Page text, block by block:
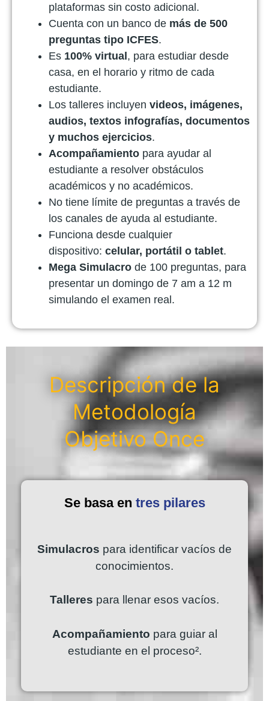
plataformas sin costo adicional.
Cuenta con un banco de más de 500
preguntas tipo ICFES.
Es 100% virtual, para estudiar desde
casa, en el horario y ritmo de cada
estudiante.
Los talleres incluyen videos, imágenes,
audios, textos infografías, documentos
y muchos ejercicios.
Acompañamiento para ayudar al
estudiante a resolver obstáculos
académicos y no académicos.
No tiene límite de preguntas a través de
los canales de ayuda al estudiante.
Funciona desde cualquier
dispositivo: celular, portátil o tablet.
Mega Simulacro de 100 preguntas, para
presentar un domingo de 7 am a 12 m
simulando el examen real.
Descripción de la
Metodología
Objetivo Once
Se basa en tres pilares
Simulacros para identificar vacíos de
conocimientos.
Talleres para llenar esos vacíos.
Acompañamiento para guiar al
estudiante en el proceso².